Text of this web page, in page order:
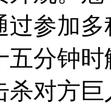
过参加
五分钟
杀对方